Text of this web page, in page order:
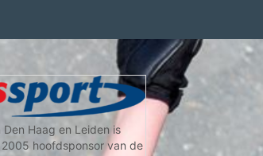
Den Haag en Leiden is
hoofdsponsor van de